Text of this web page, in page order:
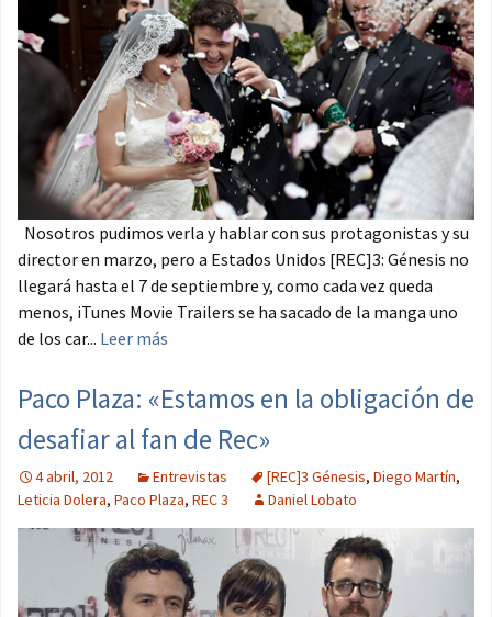
Nosotros pudimos verla y hablar con sus protagonistas y su
director en marzo, pero a Estados Unidos [REC]3: Génesis no
llegará hasta el 7 de septiembre y, como cada vez queda
menos, iTunes Movie Trailers se ha sacado de la manga uno
de los car... Leer más
Paco Plaza: «Estamos en la obligación de
desafiar al fan de Rec»
4 abril, 2012 Entrevistas [REC]3 Génesis, Diego Martín,
Leticia Dolera, Paco Plaza, REC 3 Daniel Lobato